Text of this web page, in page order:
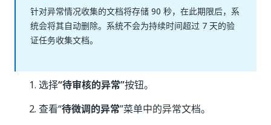
针对异常情况收集的文档将存储 90 秒，在此期限后，系
统会将其自动删除。系统不会为持续时间超过 7 天的验
证任务收集文档。
选择“待审核的异常”按钮。
查看“待微调的异常”菜单中的异常文档。